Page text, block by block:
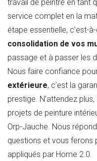
travail de peintre en tant
service complet en la
étape essentielle, c’est-
consolidation de vos
passage et à passer les
Nous faire confiance
extérieure, c’est la
prestige. N’attendez
projets de peinture
Orp-Jauche. Nous
questions et vous ferons
appliqués par Home 2.0.